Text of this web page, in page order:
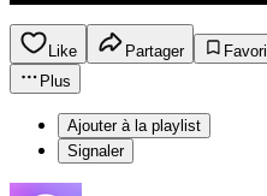
Like Partager
Favori
Plus
Ajouter à la playlist
Signaler